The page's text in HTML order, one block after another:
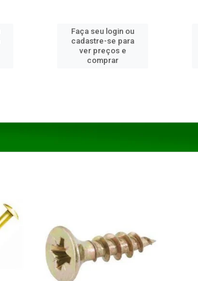
Faça seu login ou
cadastre-se para
ver preços e
comprar